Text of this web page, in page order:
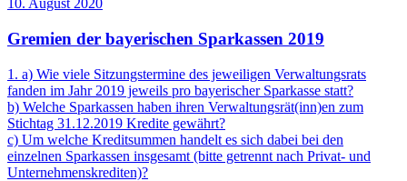
10. August 2020
Gremien der bayerischen Sparkassen 2019
1. a) Wie viele Sitzungstermine des jeweiligen Verwaltungsrats
fanden im Jahr 2019 jeweils pro bayerischer Sparkasse statt?
b) Welche Sparkassen haben ihren Verwaltungsrät(inn)en zum
Stichtag 31.12.2019 Kredite gewährt?
c) Um welche Kreditsummen handelt es sich dabei bei den
einzelnen Sparkassen insgesamt (bitte getrennt nach Privat- und
Unternehmenskrediten)?